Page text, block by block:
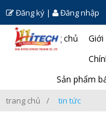
Đăng ký | Đăng nhập
Trang chủ Giới
Sản phẩm
trang chủ tin tức